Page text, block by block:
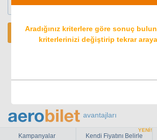
1 oda 2 konuk
ARA
avantajları
Kampanyalar Kendi Fiyatını Belirle
YENİ!
Aradığınız kriterlere göre sonuç
kriterlerinizi değiştirip tekrar